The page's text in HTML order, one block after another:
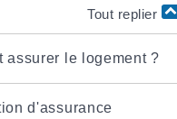
Tout replier
assurer le logement ?
d'assurance